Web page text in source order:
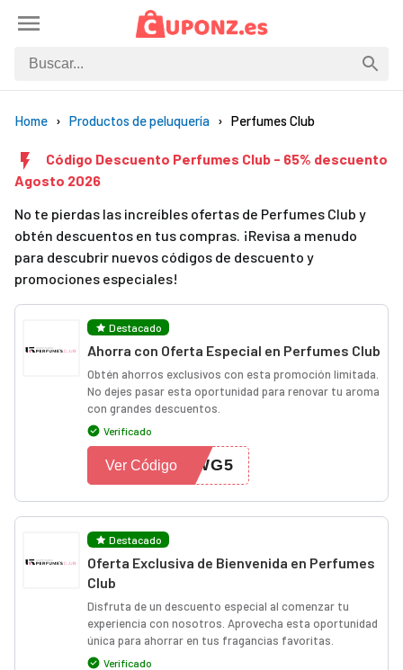
Home Productos de peluquería Perfumes Club
Código Descuento Perfumes Club - 65% descuento
Agosto 2026
No te pierdas las increíbles ofertas de Perfumes Club y
obtén descuentos en tus compras. ¡Revisa a menudo
para descubrir nuevos códigos de descuento y
promociones especiales!
Destacado
Ahorra con Oferta Especial en Perfumes Club
Obtén ahorros exclusivos con esta promoción limitada.
No dejes pasar esta oportunidad para renovar tu aroma
con grandes descuentos.
Verificado
-WG5
Ver Código
Destacado
Oferta Exclusiva de Bienvenida en Perfumes
Club
Disfruta de un descuento especial al comenzar tu
experiencia con nosotros. Aprovecha esta oportunidad
única para ahorrar en tus fragancias favoritas.
Verificado